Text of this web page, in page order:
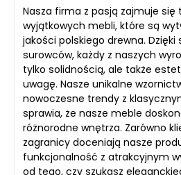
Nasza firma z pasją zajmuje się
wyjątkowych mebli, które są
jakości polskiego drewna.
surowców, każdy z naszych
tylko solidnością, ale także
uwagę. Nasze unikalne
nowoczesne trendy z
sprawia, że nasze meble
różnorodne wnętrza. Zarówno
zagranicy doceniają nasze
funkcjonalność z atrakcyjnym
od tego, czy szukasz